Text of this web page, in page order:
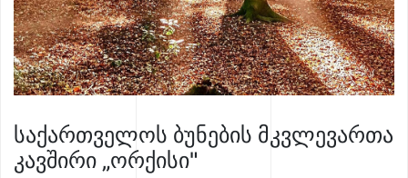
საქართველოს ბუნების მკვლევართა
კავშირი „ორქისი"